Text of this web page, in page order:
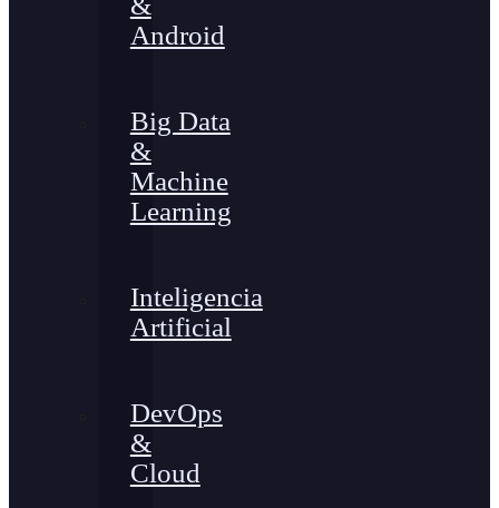
Android
Big Data
&
Machine
Learning
Inteligencia
Artificial
DevOps
&
Cloud